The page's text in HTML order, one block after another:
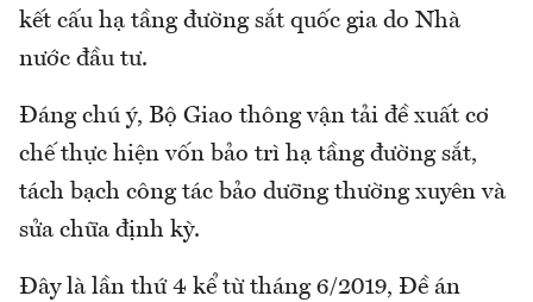
kết cấu hạ tầng đường sắt quốc gia do Nhà
nước đầu tư.
Đáng chú ý, Bộ Giao thông vận tải đề xuất cơ
chế thực hiện vốn bảo trì hạ tầng đường sắt,
tách bạch công tác bảo dưỡng thường xuyên và
sửa chữa định kỳ.
Đây là lần thứ 4 kể từ tháng 6/2019, Đề án